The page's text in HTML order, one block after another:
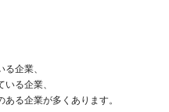
企業、
る企業、
る企業が多くあります。